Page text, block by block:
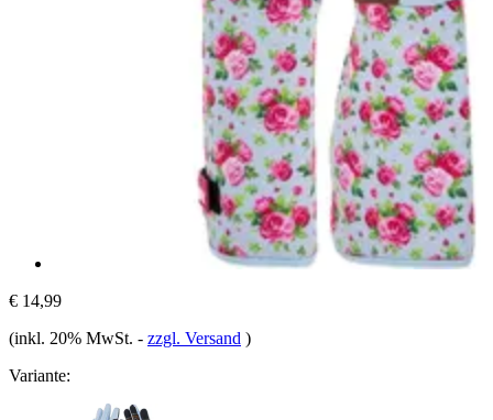
€ 14,99
(inkl. 20% MwSt. - zzgl. Versand )
Variante: